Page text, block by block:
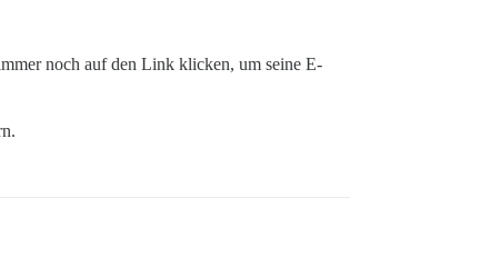
noch auf den Link klicken, um seine E-